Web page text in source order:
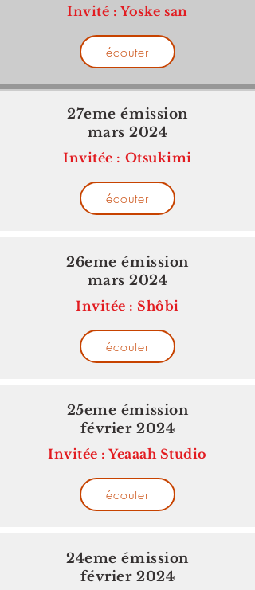
Invité : Yoske san
écouter
27eme émission
mars 2024
Invitée : Otsukimi
écouter
26eme émission
mars 2024
Invitée : Shôbi
écouter
25eme émission
février 2024
Invitée : Yeaaah Studio
écouter
24eme émission
février 2024